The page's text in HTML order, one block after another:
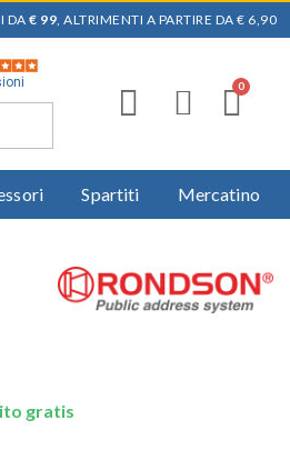
DA € 99, ALTRIMENTI A PARTIRE DA € 6,90
Spartiti Mercatino
gratis